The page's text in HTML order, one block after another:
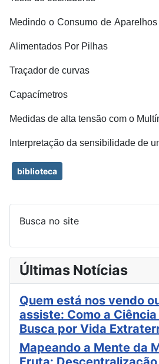
Medindo o Consumo de Aparelhos
Alimentados Por Pilhas
Traçador de curvas
Capacímetros
Medidas de alta tensão com o
Interpretação da sensibilidade de
biblioteca
Busca no site
Últimas Notícias
Quem está nos vendo
assiste: Como a
Busca por Vida
Mapeando a Mente da